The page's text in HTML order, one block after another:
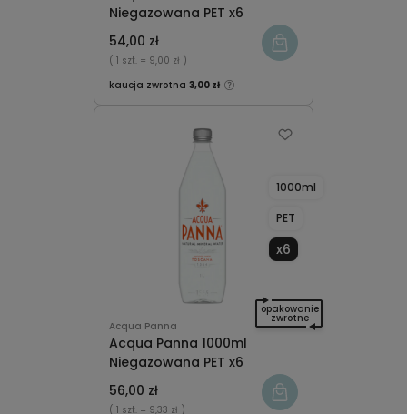
Niegazowana PET x6
54,00 zł
( 1 szt. = 9,00 zł )
kaucja zwrotna 3,00 zł
Acqua Panna
Acqua Panna 1000ml
Niegazowana PET x6
1000ml
PET
x6
56,00 zł
( 1 szt. = 9,33 zł )
opakowanie
zwrotne